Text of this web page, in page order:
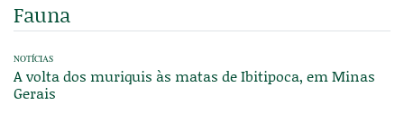
Fauna
NOTÍCIAS
A volta dos muriquis às matas de Ibitipoca, em Minas
Gerais